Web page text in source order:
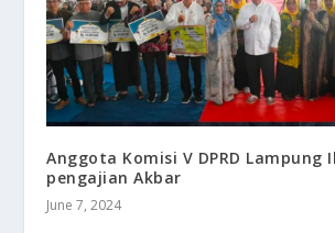
Anggota Komisi V DPRD Lampung
pengajian Akbar
June 7, 2024